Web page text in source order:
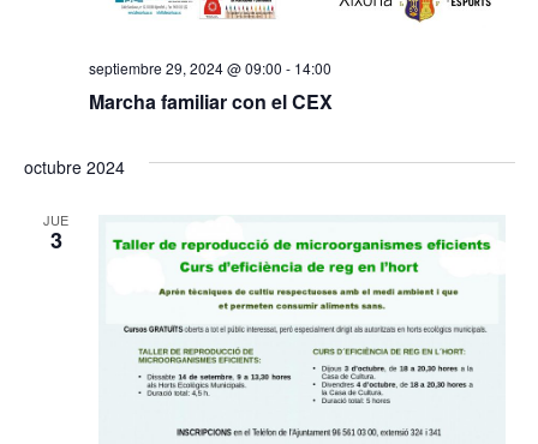
Marcha familiar con el CEX
septiembre 29, 2024 @ 09:00 - 14:00
octubre 2024
JUE
3